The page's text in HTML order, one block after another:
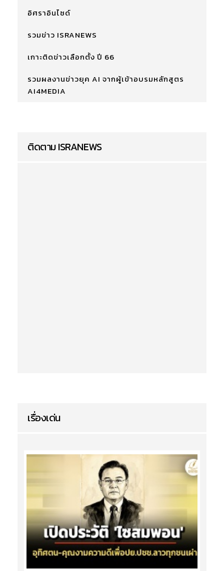
อิศราอินไซด์
รวมข่าว ISRANEWS
เกาะติดข่าวเลือกตั้ง ปี 66
รวมผลงานข่าวยุค AI จากผู้เข้าอบรมหลักสูตร
AI4MEDIA
ติดตาม ISRANEWS
เรื่องเด่น